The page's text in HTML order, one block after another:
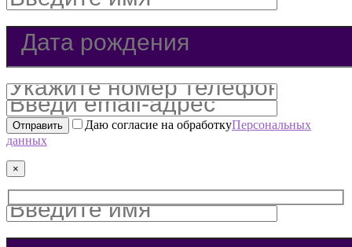
Даю согласие на обработкуПерсональных
данных
×